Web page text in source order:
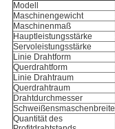
Modell
Maschinengewicht
Maschinenmaß
Hauptleistungsstärke
Servoleistungsstärke
Linie Drahtform
Querdrahtform
Linie Drahtraum
Querdrahtraum
Drahtdurchmesser
Schweißensmaschenbreite
Quantität des